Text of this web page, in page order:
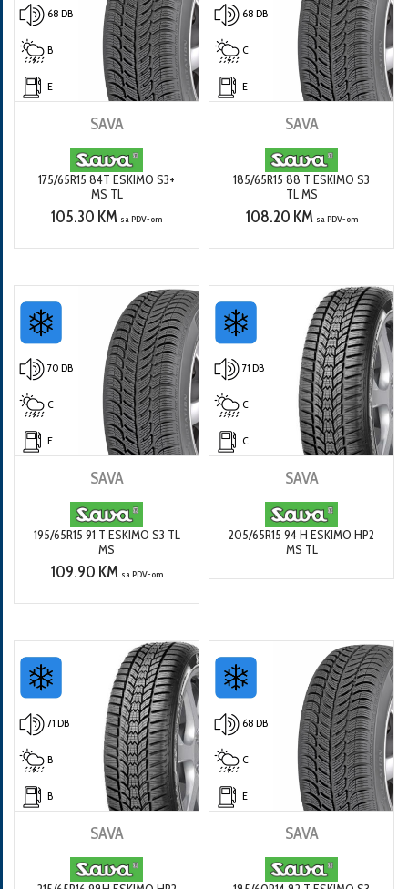
68 DB
B
E
SAVA
175/65R15 84T ESKIMO S3+
MS TL
105.30 KM sa PDV-om
68 DB
C
E
SAVA
185/65R15 88 T ESKIMO S3
TL MS
108.20 KM sa PDV-om
70 DB
C
E
SAVA
195/65R15 91 T ESKIMO S3 TL
MS
109.90 KM sa PDV-om
71 DB
C
C
SAVA
205/65R15 94 H ESKIMO HP2
MS TL
71 DB
B
B
SAVA
68 DB
C
E
SAVA